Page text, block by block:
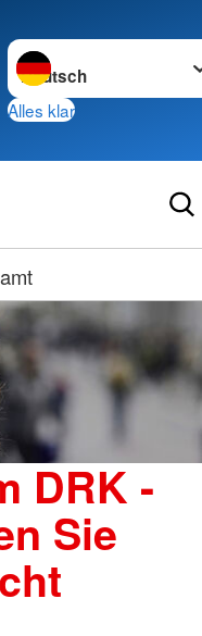
Sprache wechseln zu
Alles klar
DRK -
Sie